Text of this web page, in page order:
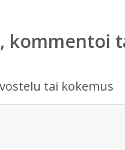
kommentoi
tai kokemus